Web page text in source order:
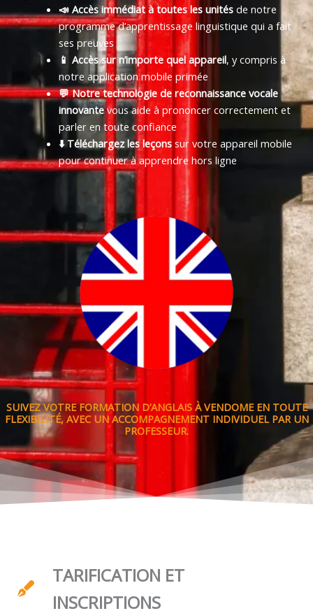
📣 Accès immédiat à toutes les unitésde notre
programme d’apprentissage linguistique qui a fait
ses preuves
📱 Accès sur n’importe quel appareil, y compris à
notre application mobile primée
💬 Notre technologie de reconnaissance vocale
innovantevous aide à prononcer correctement et
parler en toute confiance
⬇️ Téléchargez les leçonssur votre appareil mobile
pour continuer à apprendre hors ligne
SUIVEZ VOTRE FORMATION D’ANGLAIS À VENDOME EN TOUTE
FLEXIBILITÉ, AVEC UN ACCOMPAGNEMENT INDIVIDUEL PAR UN
PROFESSEUR.
TARIFICATION ET
INSCRIPTIONS